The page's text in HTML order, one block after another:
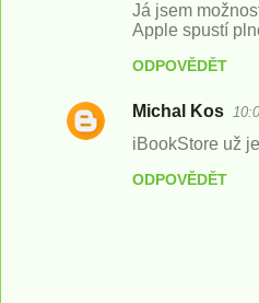
n
Já jsem
Apple spustí
ODPOVĚDĚT
Michal Kos
iBookStore už
ODPOVĚDĚT